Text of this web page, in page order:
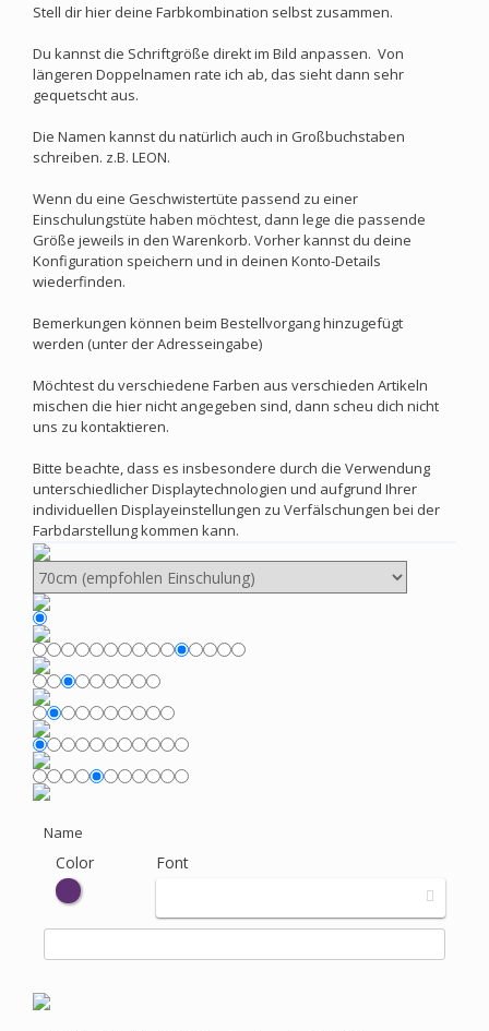
Stell dir hier deine Farbkombination selbst zusammen.
Du kannst die Schriftgröße direkt im Bild anpassen. Von
längeren Doppelnamen rate ich ab, das sieht dann sehr
gequetscht aus.
Die Namen kannst du natürlich auch in Großbuchstaben
schreiben. z.B. LEON.
Wenn du eine Geschwistertüte passend zu einer
Einschulungstüte haben möchtest, dann lege die passende
Größe jeweils in den Warenkorb. Vorher kannst du deine
Konfiguration speichern und in deinen Konto-Details
wiederfinden.
Bemerkungen können beim Bestellvorgang hinzugefügt
werden (unter der Adresseingabe)
Möchtest du verschiedene Farben aus verschieden Artikeln
mischen die hier nicht angegeben sind, dann scheu dich nicht
uns zu kontaktieren.
Bitte beachte, dass es insbesondere durch die Verwendung
unterschiedlicher Displaytechnologien und aufgrund Ihrer
individuellen Displayeinstellungen zu Verfälschungen bei der
Farbdarstellung kommen kann.
Name
Color Font